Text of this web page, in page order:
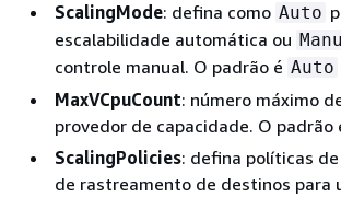
ScalingMode: defina como Auto
escalabilidade automática ou
controle manual. O padrão é Auto
MaxVCpuCount: número máximo
provedor de capacidade. O padrão
ScalingPolicies: defina políticas
de rastreamento de destinos para